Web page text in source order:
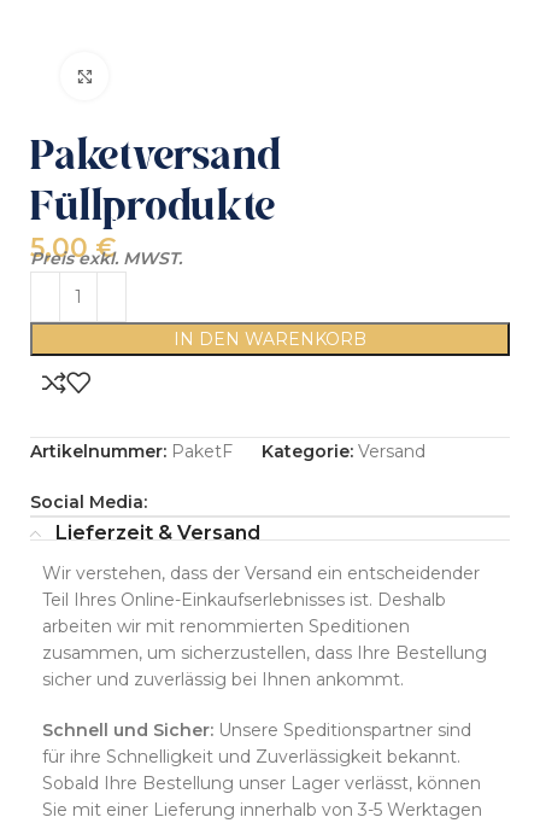
Paketversand
Füllprodukte
5,00€
Preis exkl. MWST.
IN DEN WARENKORB
Artikelnummer: PaketF Kategorie: Versand
Social Media:
Lieferzeit & Versand
Wir verstehen, dass der Versand ein entscheidender
Teil Ihres Online-Einkaufserlebnisses ist. Deshalb
arbeiten wir mit renommierten Speditionen
zusammen, um sicherzustellen, dass Ihre Bestellung
sicher und zuverlässig bei Ihnen ankommt.
Schnell und Sicher: Unsere Speditionspartner sind
für ihre Schnelligkeit und Zuverlässigkeit bekannt.
Sobald Ihre Bestellung unser Lager verlässt, können
Sie mit einer Lieferung innerhalb von 3-5 Werktagen